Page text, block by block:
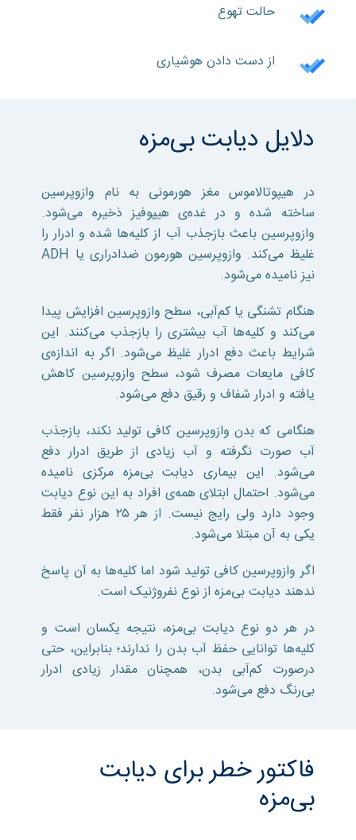
حالت تهوع
از دست دادن هوشیاری
دلایل دیابت بی‌مزه
در هیپوتالاموس مغز هورمونی به نام وازوپرسین
ساخته شده و در غده‌ی هیپوفیز ذخیره می‌شود.
وازوپرسین باعث بازجذب آب از کلیه‌ها شده و ادرار را
غلیظ می‌کند. وازوپرسین هورمون ضدادراری یا ADH
نیز نامیده می‌شود.
هنگام تشنگی یا کم‌آبی، سطح وازوپرسین افزایش پیدا
می‌کند و کلیه‌ها آب بیشتری را بازجذب می‌کنند. این
شرایط باعث دفع ادرار غلیظ می‌شود. اگر به اندازه‌ی
کافی مایعات مصرف شود، سطح وازوپرسین کاهش
یافته و ادرار شفاف و رقیق دفع می‌شود.
هنگامی که بدن وازوپرسین کافی تولید نکند، بازجذب
آب صورت نگرفته و آب زیادی از طریق ادرار دفع
می‌شود. این بیماری دیابت بی‌مزه مرکزی نامیده
می‌شود. احتمال ابتلای همه‌ی افراد به این نوع دیابت
وجود دارد ولی رایج نیست. از هر ۲۵ هزار نفر فقط
یکی به آن مبتلا می‌شود.
اگر وازوپرسین کافی تولید شود اما کلیه‌ها به آن پاسخ
ندهند دیابت بی‌مزه از نوع نفروژنیک است.
در هر دو نوع دیابت بی‌مزه، نتیجه یکسان است و
کلیه‌ها توانایی حفظ آب بدن را ندارند؛ بنابراین، حتی
درصورت کم‌آبی بدن، همچنان مقدار زیادی ادرار
بی‌رنگ دفع می‌شود.
فاکتور خطر برای دیابت
بی‌مزه